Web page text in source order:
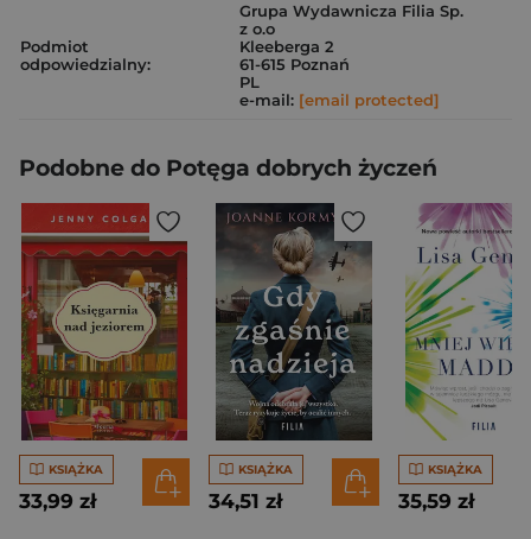
Podmiot
odpowiedzialny:
Grupa Wydawnicza Filia Sp.
z o.o
Kleeberga 2
61-615 Poznań
PL
e-mail: [email protected]
Podobne do Potęga dobrych życzeń
KSIĄŻKA
33,99 zł
KSIĄŻKA
34,51 zł
KSIĄŻKA
35,59 zł